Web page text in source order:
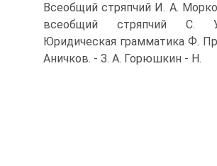
Всеобщий стряпчий И. А.
всеобщий стряпчий С.
Юридическая грамматика Ф.
Аничков. - З. А. Горюшкин - Н.